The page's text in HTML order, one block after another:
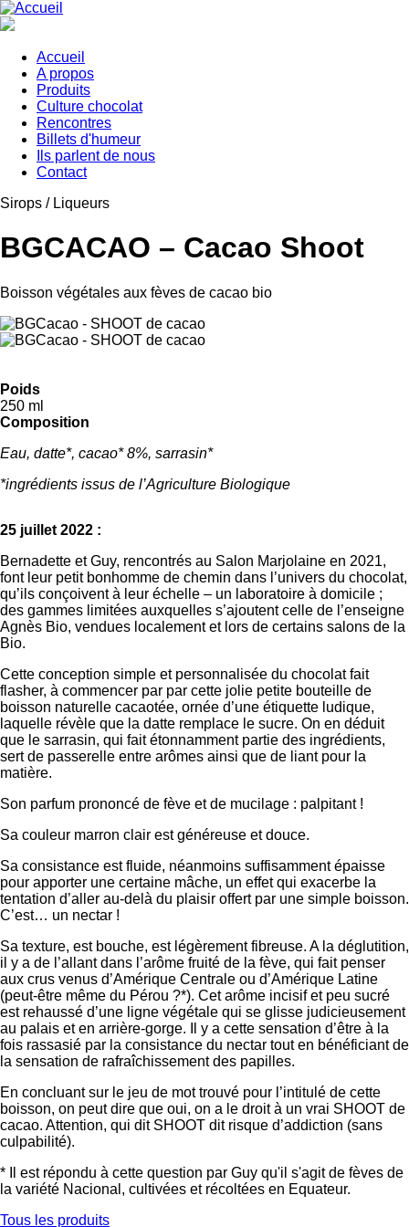
Aller
au
principal
Main
navigation
Accueil
A propos
Produits
Culture chocolat
Rencontres
Billets d'humeur
Ils parlent de nous
Contact
Sirops / Liqueurs
BGCACAO – Cacao Shoot
Boisson végétales aux fèves de cacao bio
Poids
250 ml
Composition
Eau, datte*, cacao* 8%, sarrasin*
*ingrédients issus de l’Agriculture Biologique
25 juillet 2022 :
Bernadette et Guy, rencontrés au Salon Marjolaine en 2021,
font leur petit bonhomme de chemin dans l’univers du chocolat,
qu’ils conçoivent à leur échelle – un laboratoire à domicile ;
des gammes limitées auxquelles s’ajoutent celle de l’enseigne
Agnès Bio, vendues localement et lors de certains salons de la
Bio.
Cette conception simple et personnalisée du chocolat fait
flasher, à commencer par par cette jolie petite bouteille de
boisson naturelle cacaotée, ornée d’une étiquette ludique,
laquelle révèle que la datte remplace le sucre. On en déduit
que le sarrasin, qui fait étonnamment partie des ingrédients,
sert de passerelle entre arômes ainsi que de liant pour la
matière.
Son parfum prononcé de fève et de mucilage : palpitant !
Sa couleur marron clair est généreuse et douce.
Sa consistance est fluide, néanmoins suffisamment épaisse
pour apporter une certaine mâche, un effet qui exacerbe la
tentation d’aller au-delà du plaisir offert par une simple boisson.
C’est… un nectar !
Sa texture, est bouche, est légèrement fibreuse. A la déglutition,
il y a de l’allant dans l’arôme fruité de la fève, qui fait penser
aux crus venus d’Amérique Centrale ou d’Amérique Latine
(peut-être même du Pérou ?*). Cet arôme incisif et peu sucré
est rehaussé d’une ligne végétale qui se glisse judicieusement
au palais et en arrière-gorge. Il y a cette sensation d’être à la
fois rassasié par la consistance du nectar tout en bénéficiant de
la sensation de rafraîchissement des papilles.
En concluant sur le jeu de mot trouvé pour l’intitulé de cette
boisson, on peut dire que oui, on a le droit à un vrai SHOOT de
cacao. Attention, qui dit SHOOT dit risque d’addiction (sans
culpabilité).
* Il est répondu à cette question par Guy qu'il s'agit de fèves de
la variété Nacional, cultivées et récoltées en Equateur.
Tous les produits